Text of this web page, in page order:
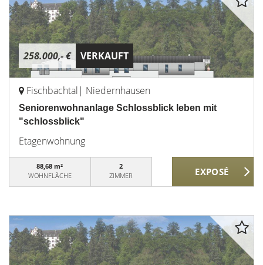
258.000,- € VERKAUFT
Fischbachtal| Niedernhausen
Seniorenwohnanlage Schlossblick leben mit
"schlossblick"
Etagenwohnung
88,68 m²
WOHNFLÄCHE
2
ZIMMER